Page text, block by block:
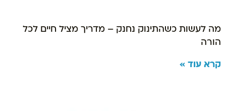
מה לעשות כשהתינוק נחנק – מדריך מציל חיים לכל
הורה
קרא עוד »